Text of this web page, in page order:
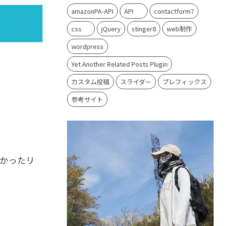
ったリ
amazonPA-API API
contactform7
css
jQuery stinger8
web制作
wordpress
Yet Another Related Posts Plugin
カスタム投稿
スライダー
プレフィックス
参考サイト